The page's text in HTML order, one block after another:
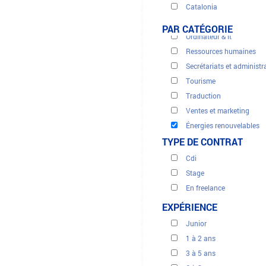
Catalonia
City of Melilla
Community of Navarre
Madrid Region
PAR CATÉGORIE
Juridique - fiscal
Ordinateur & it
Ressources humaines
Secrétariats et
Tourisme
Traduction
Ventes et marketing
Énergies renouvelables
TYPE DE CONTRAT
Cdi
Stage
En freelance
Intérimaire
EXPÉRIENCE
Junior
1 à 2 ans
3 à 5 ans